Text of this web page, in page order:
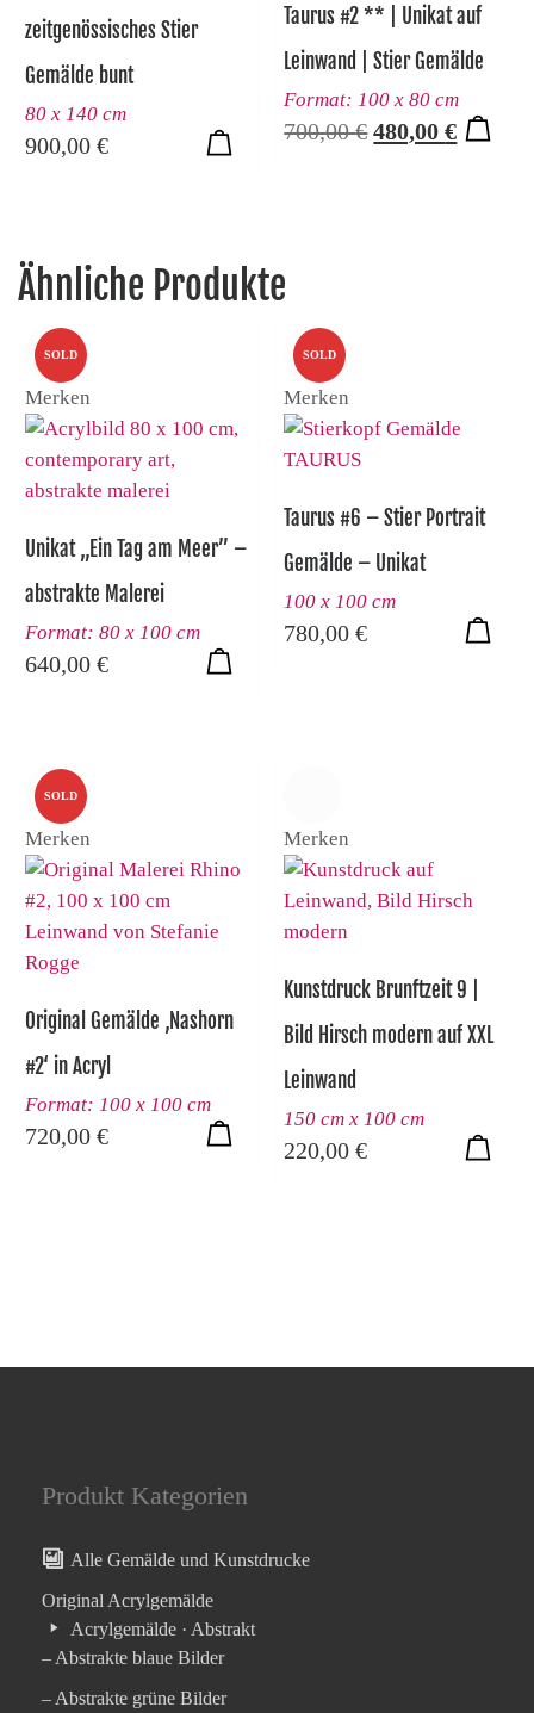
zeitgenössisches Stier
Gemälde bunt
80 x 140 cm
900,00 €
Taurus #2 ** | Unikat auf
Leinwand | Stier Gemälde
Format: 100 x 80 cm
700,00€ Ursprünglicher
480,00€
Ähnliche Produkte
SOLD
Merken
Unikat „Ein Tag am Meer” –
abstrakte Malerei
Format: 80 x 100 cm
640,00 €
SOLD
Merken
Taurus #6 – Stier Portrait
Gemälde – Unikat
100 x 100 cm
780,00€
SOLD
Merken
Original Gemälde ‚Nashorn
#2‘ in Acryl
Format: 100 x 100 cm
720,00 €
Merken
Kunstdruck Brunftzeit 9 |
Bild Hirsch modern auf XXL
Leinwand
150 cm x 100 cm
220,00€
Produkt Kategorien
Alle Gemälde und Kunstdrucke
Original Acrylgemälde
Acrylgemälde · Abstrakt
– Abstrakte blaue Bilder
– Abstrakte grüne Bilder